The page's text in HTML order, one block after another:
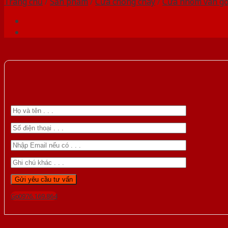
Gọi 0976.169.864